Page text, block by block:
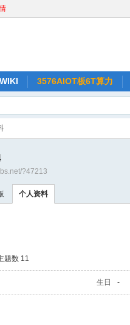
WIKI 3576AIOT板6T算力
?47213
个人资料
题数 11
生日 -